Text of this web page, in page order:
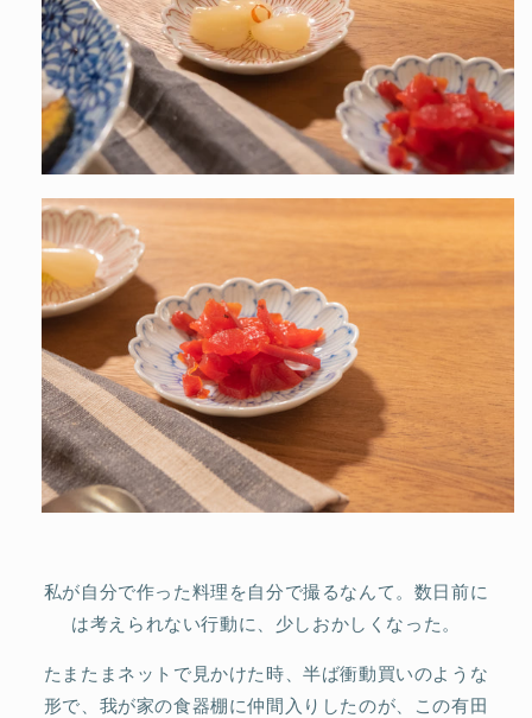
私が自分で作った料理を自分で撮るなんて。数日前に
は考えられない行動に、少しおかしくなった。
たまたまネットで見かけた時、半ば衝動買いのような
形で、我が家の食器棚に仲間入りしたのが、この有田